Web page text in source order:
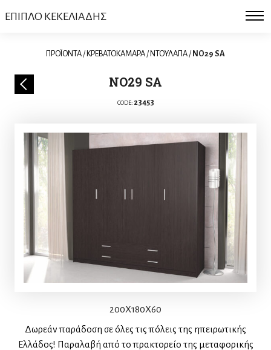
ΕΠΙΠΛΟ ΚΕΚΕΛΙΑΔΗΣ
ΠΡΟΪΟΝΤΑ / ΚΡΕΒΑΤΟΚΑΜΑΡΑ / ΝΤΟΥΛΑΠΑ / NO29 SA
NO29 SA
CODE: 23453
200X180X60
Δωρεάν παράδοση σε όλες τις πόλεις της ηπειρωτικής
Ελλάδος! Παραλαβή από το πρακτορείο της μεταφορικής